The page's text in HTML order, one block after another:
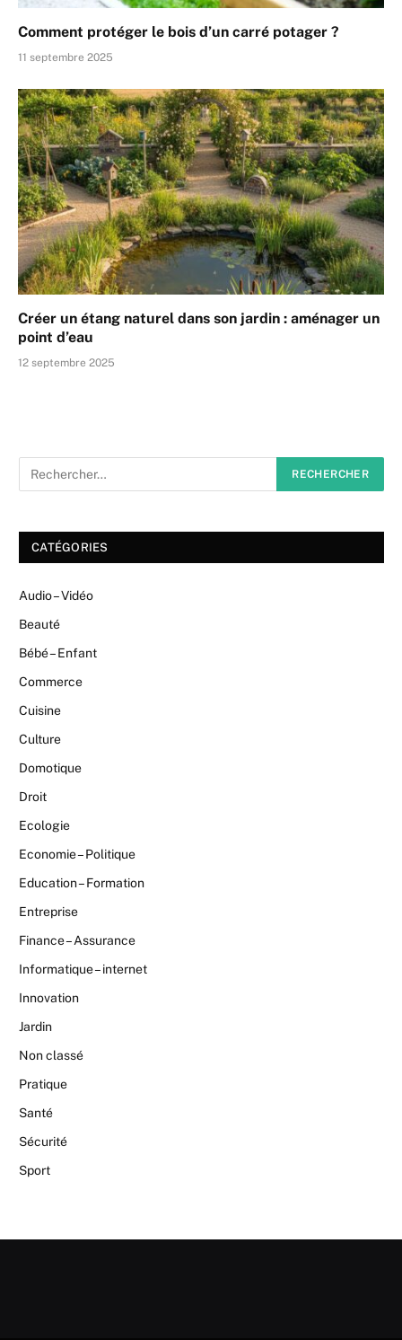
Comment protéger le bois d’un carré potager ?
11 septembre 2025
Créer un étang naturel dans son jardin : aménager un
point d’eau
12 septembre 2025
CATÉGORIES
Audio – Vidéo
Beauté
Bébé – Enfant
Commerce
Cuisine
Culture
Domotique
Droit
Ecologie
Economie – Politique
Education – Formation
Entreprise
Finance – Assurance
Informatique – internet
Innovation
Jardin
Non classé
Pratique
Santé
Sécurité
Sport